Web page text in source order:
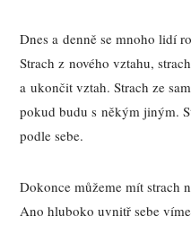
Dnes a denně se mnoho lidí
Strach z nového vztahu,
a ukončit vztah. Strach ze
pokud budu s někým jiným.
podle sebe.
Dokonce můžeme mít strach
Ano hluboko uvnitř sebe